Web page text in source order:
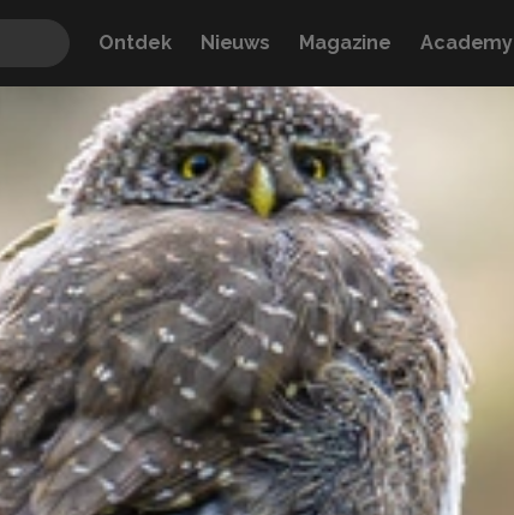
Ontdek Nieuws Magazine Academy